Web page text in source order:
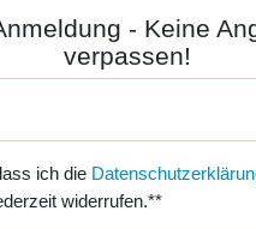
- Keine
verpassen!
ich die
widerrufen.**